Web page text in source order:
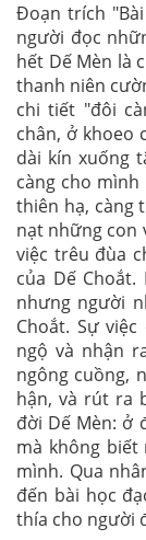
Đoạn trích
người đọc
hết Dế Mèn là
thanh niên
chi tiết "đôi
chân, ở khoeo
dài kín xuống
càng cho
thiên hạ, càng
nạt những con
việc trêu đùa
của Dế
nhưng người
Choắt. Sự
ngộ và nhận
ngông cuồng,
hận, và rút ra
đời Dế Mèn: ở
mà không biết
mình. Qua
đến bài học
thía cho người